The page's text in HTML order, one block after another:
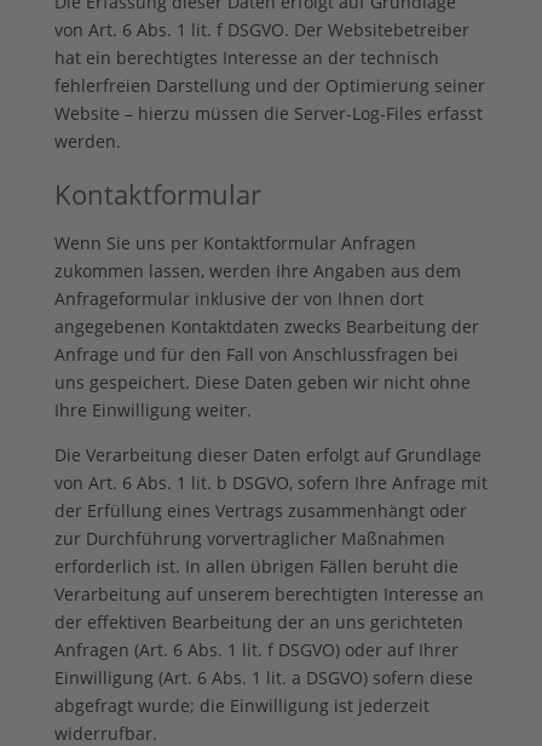
von Art. 6 Abs. 1 lit. f DSGVO. Der Websitebetreiber
hat ein berechtigtes Interesse an der technisch
fehlerfreien Darstellung und der Optimierung seiner
Website – hierzu müssen die Server-Log-Files erfasst
werden.
Kontaktformular
Wenn Sie uns per Kontaktformular Anfragen
zukommen lassen, werden Ihre Angaben aus dem
Anfrageformular inklusive der von Ihnen dort
angegebenen Kontaktdaten zwecks Bearbeitung der
Anfrage und für den Fall von Anschlussfragen bei
uns gespeichert. Diese Daten geben wir nicht ohne
Ihre Einwilligung weiter.
Die Verarbeitung dieser Daten erfolgt auf Grundlage
von Art. 6 Abs. 1 lit. b DSGVO, sofern Ihre Anfrage mit
der Erfüllung eines Vertrags zusammenhängt oder
zur Durchführung vorvertraglicher Maßnahmen
erforderlich ist. In allen übrigen Fällen beruht die
Verarbeitung auf unserem berechtigten Interesse an
der effektiven Bearbeitung der an uns gerichteten
Anfragen (Art. 6 Abs. 1 lit. f DSGVO) oder auf Ihrer
Einwilligung (Art. 6 Abs. 1 lit. a DSGVO) sofern diese
abgefragt wurde; die Einwilligung ist jederzeit
widerrufbar.